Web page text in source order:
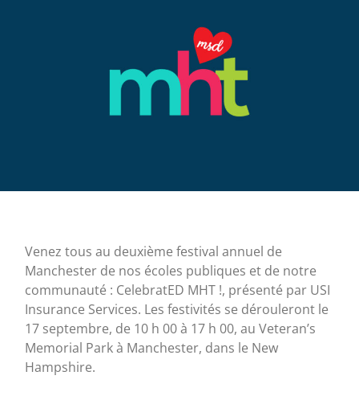
Venez tous au deuxième festival annuel de
Manchester de nos écoles publiques et de notre
communauté : CelebratED MHT !, présenté par USI
Insurance Services. Les festivités se dérouleront le
17 septembre, de 10 h 00 à 17 h 00, au Veteran’s
Memorial Park à Manchester, dans le New
Hampshire.